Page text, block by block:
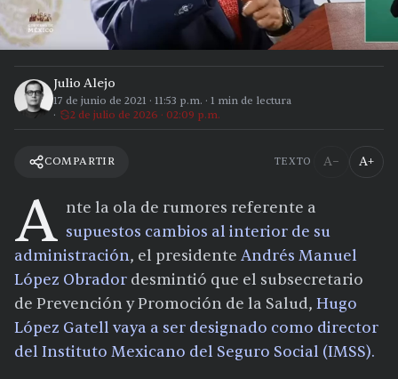
Julio Alejo
17 de junio de 2021 · 11:53 p.m. · 1 min de lectura
2 de julio de 2026 · 02:09 p.m.
COMPARTIR TEXTO A− A+
A nte la ola de rumores referente a
supuestos cambios al interior de su
administración, el presidente Andrés Manuel
López Obrador desmintió que el subsecretario
de Prevención y Promoción de la Salud, Hugo
López Gatell vaya a ser designado como director
del Instituto Mexicano del Seguro Social (IMSS).